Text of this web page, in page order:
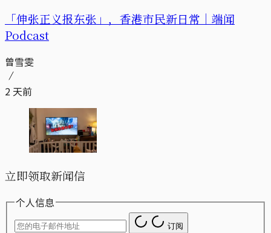
「伸张正义报东张」，香港市民新日常｜端闻
Podcast
曾雪雯
2 天前
立即领取新闻信
个人信息
订阅